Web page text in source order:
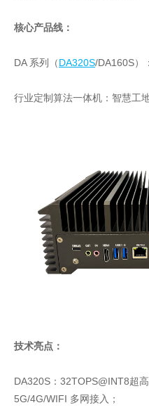
核心产品线：
DA 系列（DA320S/DA160S）
行业定制算法一体机：智慧工
技术亮点：
DA320S：32TOPS@INT8超
5G/4G/WIFI 多网接入；